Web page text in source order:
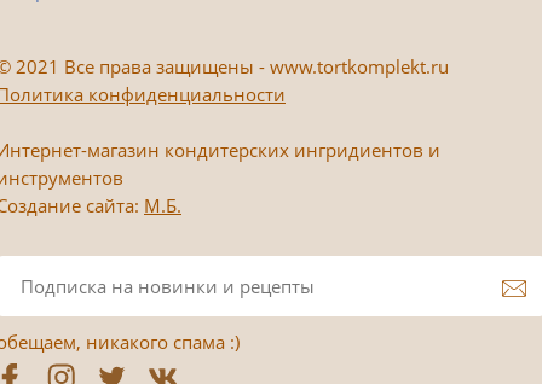
2021 Все права защищены - www.tortkomplekt.ru
конфиденциальности
магазин кондитерских ингридиентов и
сайта: М.Б.
никакого спама :)